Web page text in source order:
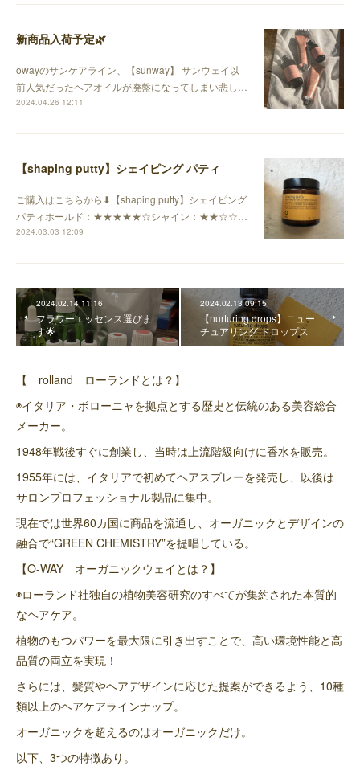
新商品入荷予定🌿
owayのサンケアライン、【sunway】 サンウェイ以
前人気だったヘアオイルが廃盤になってしまい悲し…
2024.04.26 12:11
【shaping putty】シェイピング パティ
ご購入はこちらから⬇︎【shaping putty】シェイピング
パティホールド：★★★★★☆シャイン：★★☆☆…
2024.03.03 12:09
2024.02.14 11:16
フラワーエッセンス選びま
す🌟
2024.02.13 09:15
【nurturing drops】ニュー
チュアリング ドロップス
【 rolland ローランドとは？】
◉イタリア・ボローニャを拠点とする歴史と伝統のある美容総合
メーカー。
1948年戦後すぐに創業し、当時は上流階級向けに香水を販売。
1955年には、イタリアで初めてヘアスプレーを発売し、以後は
サロンプロフェッショナル製品に集中。
現在では世界60カ国に商品を流通し、オーガニックとデザインの
融合で“GREEN CHEMISTRY”を提唱している。
【O-WAY オーガニックウェイとは？】
◉ローランド社独自の植物美容研究のすべてが集約された本質的
なヘアケア。
植物のもつパワーを最大限に引き出すことで、高い環境性能と高
品質の両立を実現！
さらには、髪質やヘアデザインに応じた提案ができるよう、10種
類以上のヘアケアラインナップ。
オーガニックを超えるのはオーガニックだけ。
以下、3つの特徴あり。